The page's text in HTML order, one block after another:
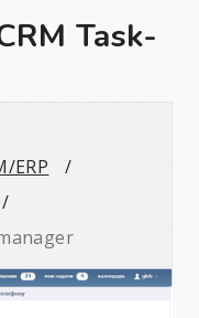
Task-
ERP